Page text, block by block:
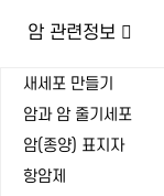
암 관련정보
새세포 만들기
암과 암 줄기세포
암(종양) 표지자
항암제